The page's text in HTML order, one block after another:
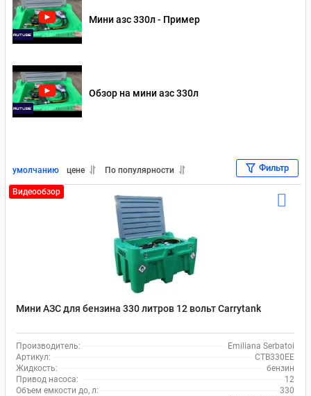
Мини АЗС Kingspan
Мобильные
Мини азс 330л - Пример
Обзор на мини азс 330л
умолчанию цене По популярности Фильтр
Видеообзор
Мини АЗС для бензина 330 литров 12 вольт Carrytank
Производитель:
Emiliana Serbatoi
Артикул:
CTB330EE
Жидкость:
бензин
Привод насоса:
12
Объем емкости до, л:
330